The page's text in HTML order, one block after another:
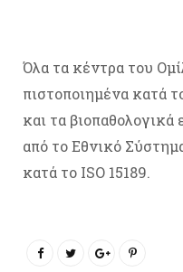
Όλα τα κέντρα του
πιστοποιημένα κατά
και τα βιοπαθολογικά
από το Εθνικό
κατά το ISO 15189.